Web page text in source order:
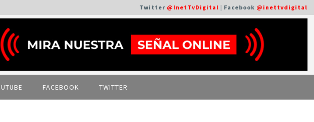
Twitter @InetTvDigital | Facebook @inettvdigital
FACEBOOK TWITTER